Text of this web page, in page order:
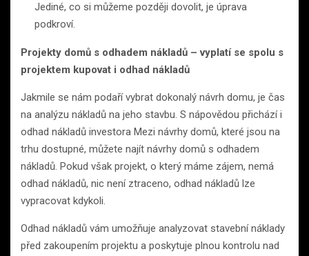
Jediné, co si můžeme později dovolit, je úprava
podkroví.
Projekty domů s odhadem nákladů – vyplatí se spolu s
projektem kupovat i odhad nákladů
Jakmile se nám podaří vybrat dokonalý návrh domu, je čas
na analýzu nákladů na jeho stavbu. S nápovědou přichází i
odhad nákladů investora Mezi návrhy domů, které jsou na
trhu dostupné, můžete najít návrhy domů s odhadem
nákladů. Pokud však projekt, o který máme zájem, nemá
odhad nákladů, nic není ztraceno, odhad nákladů lze
vypracovat kdykoli.
Odhad nákladů vám umožňuje analyzovat stavební náklady
před zakoupením projektu a poskytuje plnou kontrolu nad